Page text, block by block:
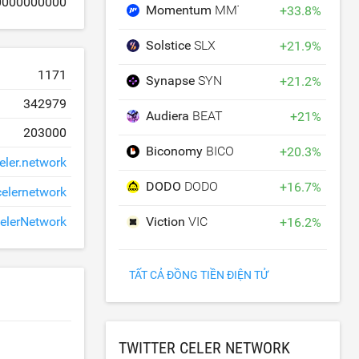
1171
342979
203000
Momentum MMT +33.8%
SolsticeSLX +21.9%
SynapseSYN +21.2%
Audiera BEAT +21%
Biconomy BICO +20.3%
DODO DODO +16.7%
VictionVIC +16.2%
TẤT CẢ ĐỒNG TIỀN ĐIỆN TỬ
TWITTER CELER NETWORK